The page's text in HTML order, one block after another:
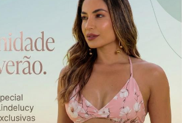
TODOS DE OUTLET